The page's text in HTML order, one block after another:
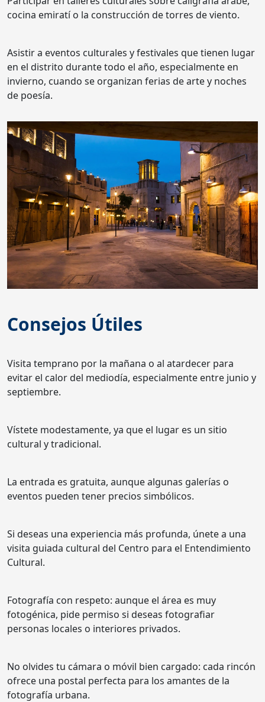
cocina emiratí o la construcción de torres de viento.
Asistir a eventos culturales y festivales que tienen lugar
en el distrito durante todo el año, especialmente en
invierno, cuando se organizan ferias de arte y noches
de poesía.
Consejos Útiles
Visita temprano por la mañana o al atardecer para
evitar el calor del mediodía, especialmente entre junio y
septiembre.
Vístete modestamente, ya que el lugar es un sitio
cultural y tradicional.
La entrada es gratuita, aunque algunas galerías o
eventos pueden tener precios simbólicos.
Si deseas una experiencia más profunda, únete a una
visita guiada cultural del Centro para el Entendimiento
Cultural.
Fotografía con respeto: aunque el área es muy
fotogénica, pide permiso si deseas fotografiar
personas locales o interiores privados.
No olvides tu cámara o móvil bien cargado: cada rincón
ofrece una postal perfecta para los amantes de la
fotografía urbana.